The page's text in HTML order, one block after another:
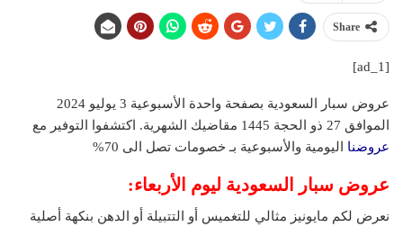
Share
[ad_1]
عروض سبار السعودية بصفحة واحدة الأسبوعية 3 يوليو 2024
الموافق 27 ذو الحجة 1445 مقاضيك الشهرية. اكتشفوا التوفير مع
عروضنا اليومية والأسبوعية بـ خصومات تصل الى 70%
عروض سبار السعودية ليوم الأربعاء:
نعرض لكم مايونيز مثالي للتغميس أو التتبيلة أو الدهن بنكهة أصلية